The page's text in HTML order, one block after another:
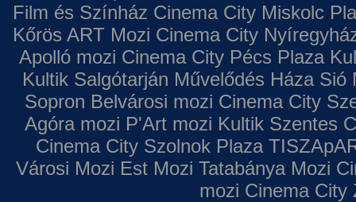
Film és Színház Cinema City Miskolc
Kőrös ART Mozi Cinema City
Apolló mozi Cinema City Pécs Plaza
Kultik Salgótarján Művelődés Háza Sió
Sopron Belvárosi mozi Cinema City
Agóra mozi P'Art mozi Kultik Szentes
Cinema City Szolnok Plaza
Városi Mozi Est Mozi Tatabánya Mozi
mozi Cinema City